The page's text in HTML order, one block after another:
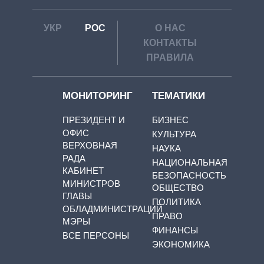
УКР РОС
О НАС
КОНТАКТЫ
ПРАВИЛА
МОНИТОРИНГ
ПРЕЗИДЕНТ И
ОФИС
ВЕРХОВНАЯ
РАДА
КАБИНЕТ
МИНИСТРОВ
ГЛАВЫ
ОБЛАДМИНИСТРАЦИЙ
МЭРЫ
ВСЕ ПЕРСОНЫ
ТЕМАТИКИ
БИЗНЕС
КУЛЬТУРА
НАУКА
НАЦИОНАЛЬНАЯ
БЕЗОПАСНОСТЬ
ОБЩЕСТВО
ПОЛИТИКА
ПРАВО
ФИНАНСЫ
ЭКОНОМИКА